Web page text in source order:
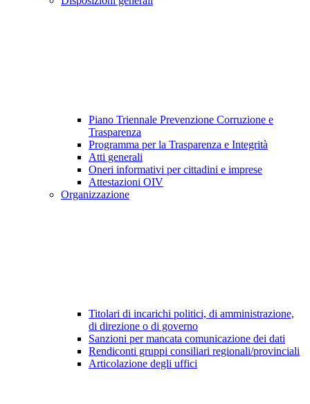
Piano Triennale Prevenzione Corruzione e
Trasparenza
Programma per la Trasparenza e Integrità
Atti generali
Oneri informativi per cittadini e imprese
Attestazioni OIV
Organizzazione
Titolari di incarichi politici, di amministrazione,
di direzione o di governo
Sanzioni per mancata comunicazione dei dati
Rendiconti gruppi consiliari regionali/provinciali
Articolazione degli uffici